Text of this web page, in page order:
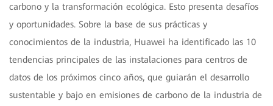
carbono y la transformación ecológica. Esto presenta desafíos
y oportunidades. Sobre la base de sus prácticas y
conocimientos de la industria, Huawei ha identificado las 10
tendencias principales de las instalaciones para centros de
datos de los próximos cinco años, que guiarán el desarrollo
sustentable y bajo en emisiones de carbono de la industria de